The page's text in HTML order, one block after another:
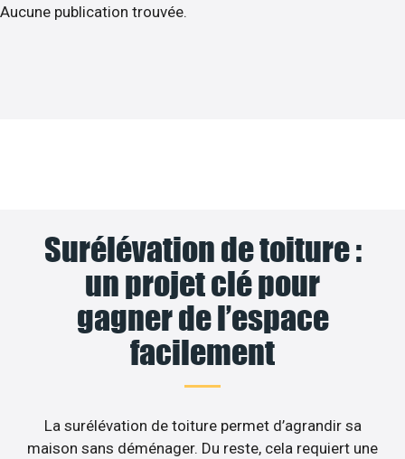
Aucune publication trouvée.
Surélévation de toiture :
un projet clé pour
gagner de l’espace
facilement
La surélévation de toiture permet d’agrandir sa
maison sans déménager. Du reste, cela requiert une